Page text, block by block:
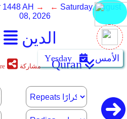
الدين
1448 AH → ← Saturday, August
08, 2026
Yẹsday الأمس
مشاركة Quran